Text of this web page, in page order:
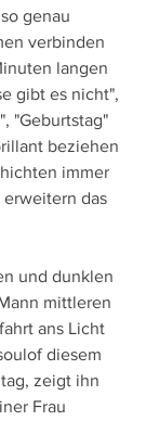
genau
verbinden
langen
gibt es nicht",
"Geburtstag"
beziehen
immer
das
und dunklen
mittleren
ans Licht
diesem
zeigt ihn
Frau